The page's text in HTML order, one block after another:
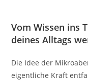
Vom Wissen ins
deines Alltags
Die Idee der
eigentliche Kraft